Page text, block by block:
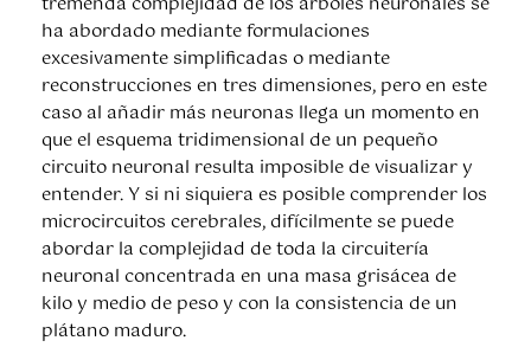
ha abordado mediante formulaciones
excesivamente simplificadas o mediante
reconstrucciones en tres dimensiones, pero en este
caso al añadir más neuronas llega un momento en
que el esquema tridimensional de un pequeño
circuito neuronal resulta imposible de visualizar y
entender. Y si ni siquiera es posible comprender los
microcircuitos cerebrales, difícilmente se puede
abordar la complejidad de toda la circuitería
neuronal concentrada en una masa grisácea de
kilo y medio de peso y con la consistencia de un
plátano maduro.